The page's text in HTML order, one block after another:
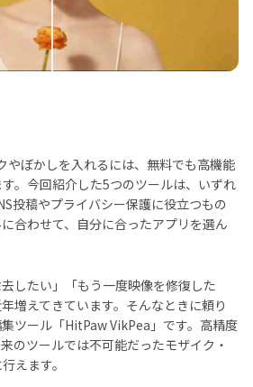
ぼかしを入れるには、無料でも高機能
。今回紹介した5つのツールは、いずれ
投稿やプライバシー保護に役立つもの
合わせて、自分に合ったアプリを選ん
したい」「もう一度映像を修復した
増えてきています。そんなときに頼り
ツール「HitPaw VikPea」です。高精度
のツールでは不可能だったモザイク・
えます。